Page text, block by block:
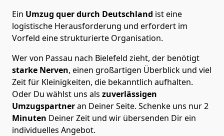
Ein Umzug quer durch Deutschland ist eine
logistische Herausforderung und erfordert im
Vorfeld eine strukturierte Organisation.
Wer von Passau nach Bielefeld zieht, der benötigt
starke Nerven, einen großartigen Überblick und viel
Zeit für Kleinigkeiten, die bekanntlich aufhalten.
Oder Du wählst uns als zuverlässigen
Umzugspartneran Deiner Seite. Schenke uns nur2
Minuten Deiner Zeit und wir übersenden Dir ein
individuelles Angebot.